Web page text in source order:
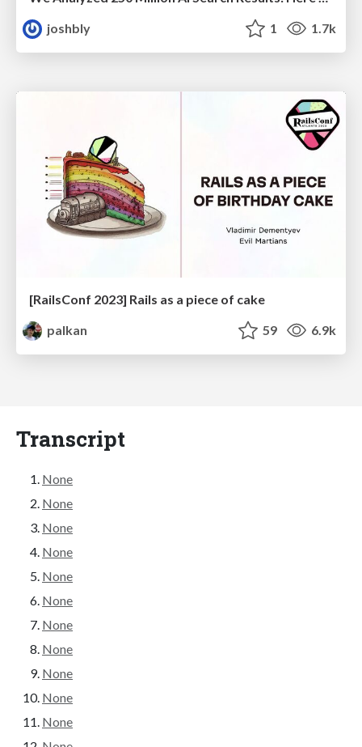
joshbly
1 1.7k
[RailsConf 2023] Rails as a piece of cake
palkan
59 6.9k
Transcript
None
None
None
None
None
None
None
None
None
None
None